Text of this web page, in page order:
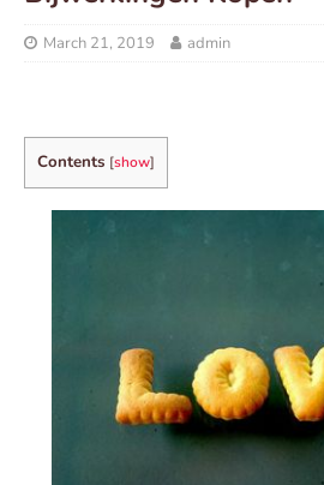
March 21, 2019 admin
Contents [show]